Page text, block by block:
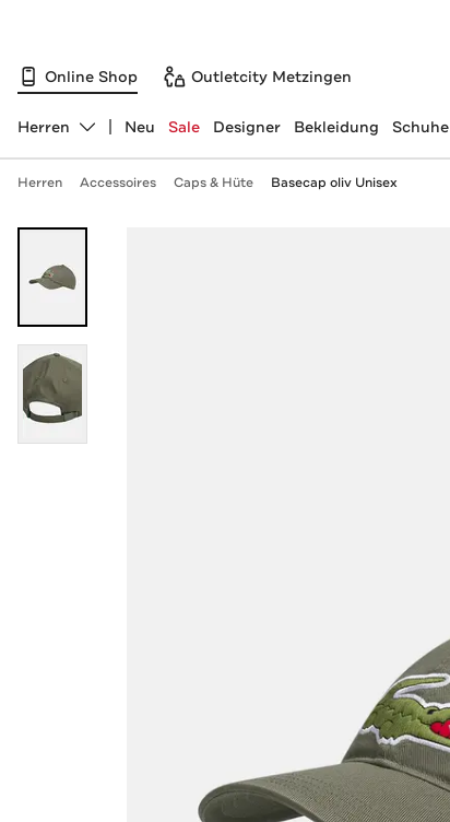
Online Shop Outletcity Metzingen
Abteilung ändern, ausgewählt:
Herren Neu Sale Designer Bekleidung Schuhe
Herren Accessoires Caps & Hüte Basecap oliv Unisex